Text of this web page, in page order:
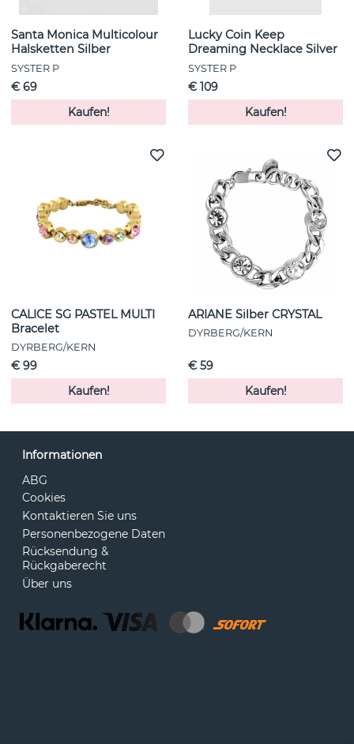
Santa Monica Multicolour
Halsketten Silber
SYSTER P
€ 69
Kaufen!
Lucky Coin Keep
Dreaming Necklace Silver
SYSTER P
€ 109
Kaufen!
CALICE SG PASTEL MULTI
Bracelet
DYRBERG/KERN
€ 99
Kaufen!
ARIANE Silber CRYSTAL
DYRBERG/KERN
€ 59
Kaufen!
Informationen
ABG
Cookies
Kontaktieren Sie uns
Personenbezogene Daten
Rücksendung &
Rückgaberecht
Über uns